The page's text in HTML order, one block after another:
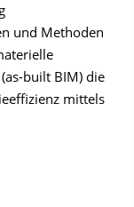
und Methoden
built BIM) die
mittels